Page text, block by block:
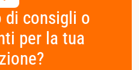
di consigli o
per la tua